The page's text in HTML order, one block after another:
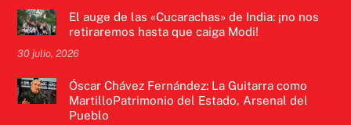
El auge de las «Cucarachas» de India: ¡no nos
retiraremos hasta que caiga Modi!
30 julio, 2026
Óscar Chávez Fernández: La Guitarra como
MartilloPatrimonio del Estado, Arsenal del
Pueblo